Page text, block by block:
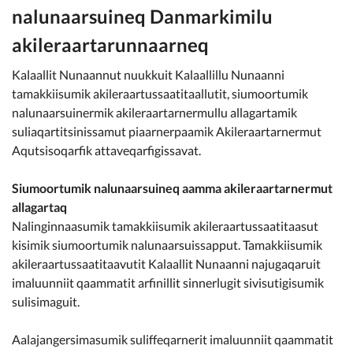
nalunaarsuineq Danmarkimilu
akileraartarunnaarneq
Kalaallit Nunaannut nuukkuit Kalaallillu Nunaanni
tamakkiisumik akileraartussaatitaallutit, siumoortumik
nalunaarsuinermik akileraartarnermullu allagartamik
suliaqartitsinissamut piaarnerpaamik Akileraartarnermut
Aqutsisoqarfik attaveqarfigissavat.
Siumoortumik nalunaarsuineq aamma akileraartarnermut
allagartaq
Nalinginnaasumik tamakkiisumik akileraartussaatitaasut
kisimik siumoortumik nalunaarsuissapput. Tamakkiisumik
akileraartussaatitaavutit Kalaallit Nunaanni najugaqaruit
imaluunniit qaammatit arfinillit sinnerlugit sivisutigisumik
sulisimaguit.
Aalajangersimasumik suliffeqarnerit imaluunniit qaammatit